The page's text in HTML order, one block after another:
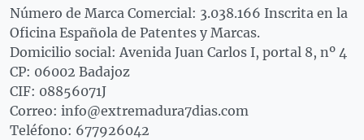
Número de Marca Comercial: 3.038.166 Inscrita en la
Oficina Española de Patentes y Marcas.
Domicilio social: Avenida Juan Carlos I, portal 8, nº 4
CP: 06002 Badajoz
CIF: 08856071J
Correo: info@extremadura7dias.com
Teléfono: 677926042